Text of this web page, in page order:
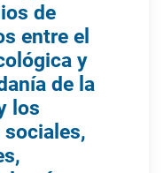
de
entre el
y
de la
los